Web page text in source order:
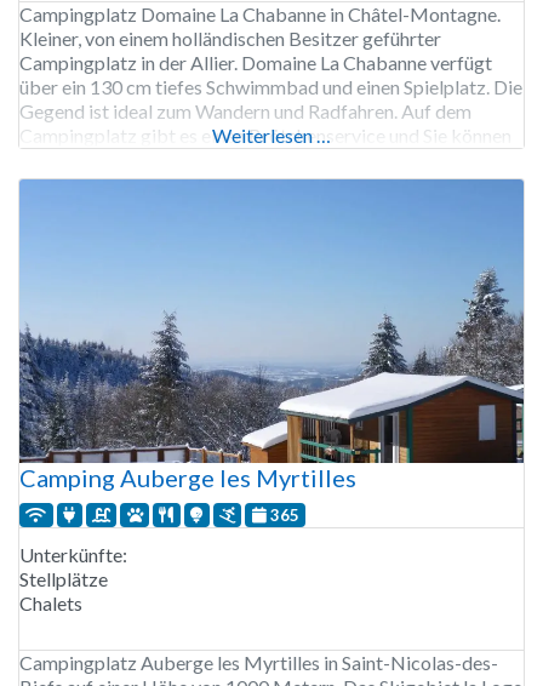
Campingplatz Domaine La Chabanne in Châtel-Montagne.
Kleiner, von einem holländischen Besitzer geführter
Campingplatz in der Allier. Domaine La Chabanne verfügt
über ein 130 cm tiefes Schwimmbad und einen Spielplatz. Die
Gegend ist ideal zum Wandern und Radfahren. Auf dem
Campingplatz gibt es einen Brötchenservice und Sie können
Campingplatz Domaine La Chabanne ist von Ende
Weiterlesen …
Camping Auberge les Myrtilles
365
Unterkünfte:
Stellplätze
Chalets
Campingplatz Auberge les Myrtilles in Saint-Nicolas-des-